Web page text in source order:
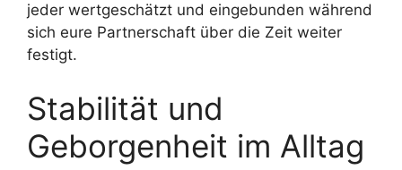
jeder wertgeschätzt und eingebunden während
sich eure Partnerschaft über die Zeit weiter
festigt.
Stabilität und
Geborgenheit im Alltag